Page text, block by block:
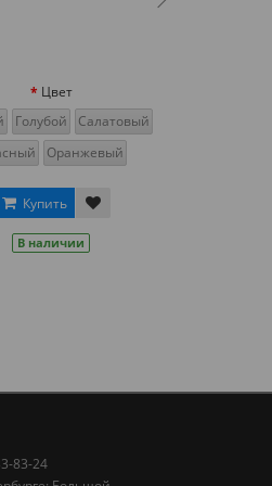
Цвет
Голубой
Салатовый
Оранжевый
Купить
В наличии
83-24